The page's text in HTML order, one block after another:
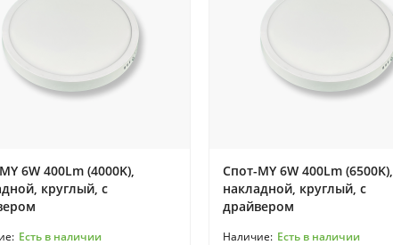
6W 400Lm (4000K),
круглый, с
Есть в наличии
Спот-MY 6W 400Lm (6500K),
накладной, круглый, с
драйвером
Есть в наличии